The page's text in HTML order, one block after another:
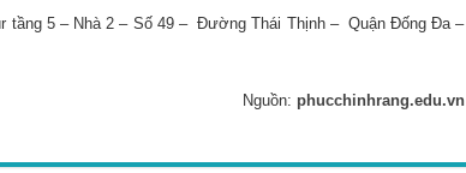
tầng 5 – Nhà 2 – Số 49 – Đường Thái Thịnh – Quận Đống Đa –
Nguồn: phucchinhrang.edu.vn